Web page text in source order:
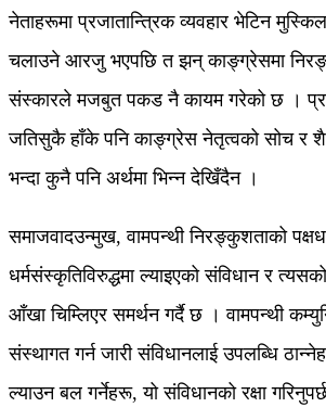
नेताहरूमा प्रजातान्त्रिक व्यवहार भेटिन
चलाउने आरजु भएपछि त झन् काङ्ग्रेसमा
संस्कारले मजबुत पकड नै कायम गरेको छ ।
जतिसुकै हाँके पनि काङ्ग्रेस नेतृत्वको सोच र
भन्दा कुनै पनि अर्थमा भिन्न देखिँदैन ।
समाजवादउन्मुख, वामपन्थी निरङ्कुशताको
धर्मसंस्कृतिविरुद्धमा ल्याइएको संविधान र
आँखा चिम्लिएर समर्थन गर्दै छ । वामपन्थी
संस्थागत गर्न जारी संविधानलाई उपलब्धि
ल्याउन बल गर्नेहरू, यो संविधानको रक्षा